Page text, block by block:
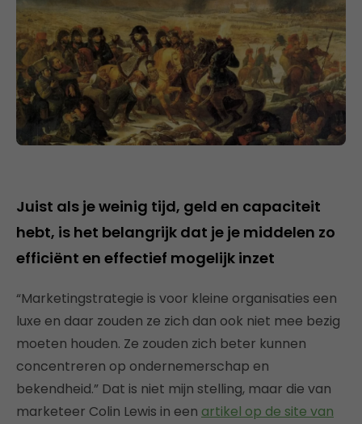
Juist als je weinig tijd, geld en capaciteit
hebt, is het belangrijk dat je je middelen zo
efficiënt en effectief mogelijk inzet
“Marketingstrategie is voor kleine organisaties een
luxe en daar zouden ze zich dan ook niet mee bezig
moeten houden. Ze zouden zich beter kunnen
concentreren op ondernemerschap en
bekendheid.” Dat is niet mijn stelling, maar die van
marketeer Colin Lewis in een artikel op de site van